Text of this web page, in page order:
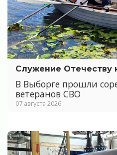
Служение Отечеству
В Выборге прошли
ветеранов СВО
07 августа 2026